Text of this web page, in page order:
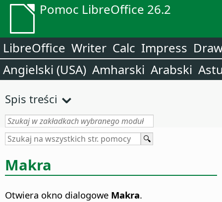
Pomoc LibreOffice 26.2
LibreOffice Writer Calc Impress
Angielski (USA) Amharski Arabski
Spis treści
Makra
Otwiera okno dialogowe Makra.